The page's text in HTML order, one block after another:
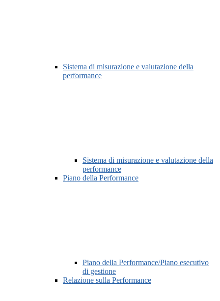
Sistema di misurazione e valutazione della
performance
Sistema di misurazione e valutazione della
performance
Piano della Performance
Piano della Performance/Piano esecutivo
di gestione
Relazione sulla Performance